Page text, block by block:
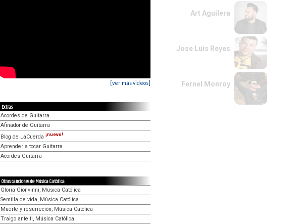
[ver más videos]
Extras
Acordes de Guitarra
Afinador de Guitarra
Blog de LaCuerda ¡nuevo!
Aprender a tocar Guitarra
Acordes Guitarra
Otras canciones de Música Católica
Gloria Gionvinni, Música Católica
Semilla de vida, Música Católica
Muerte y resurreción, Música Católica
Traigo ante ti, Música Católica
Art Aguilera
Jose Luis Reyes
Fernel Monroy